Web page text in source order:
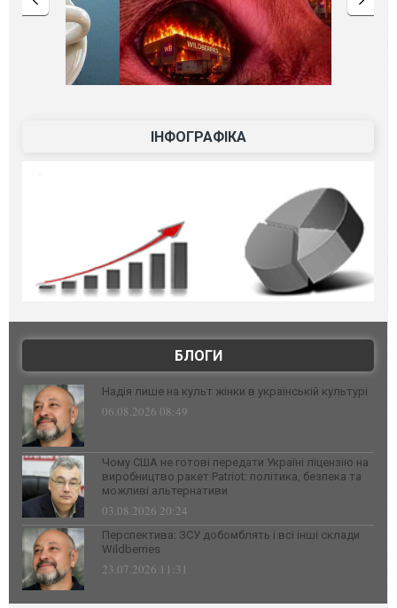
ІНФОГРАФІКА
БЛОГИ
Надія лише на культ жінки в українській культурі
06.08.2026 08:49
Чому США не готові передати Україні ліцензію на
виробництво ракет Patriot: політика, безпека та
можливі альтернативи
03.08.2026 20:24
Перспектива: ЗСУ добомблять і всі інші склади
Wildberries
23.07.2026 11:31